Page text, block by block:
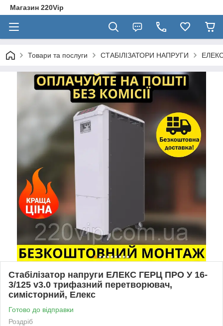
Магазин 220Vip
Товари та послуги СТАБІЛІЗАТОРИ НАПРУГИ
Стабілізатор напруги ЕЛЕКС ГЕРЦ ПРО У 16-
3/125 v3.0 трифазний перетворювач,
симісторний, Елекс
Готово до відправки
Роздріб